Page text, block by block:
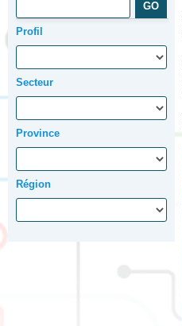
Profil
Secteur
Province
Région